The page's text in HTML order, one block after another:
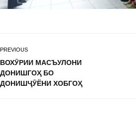
PREVIOUS
ВОХӮРИИ МАСЪУЛОНИ
ДОНИШГОҲ БО
ДОНИШҶӮЁНИ ХОБГОҲ